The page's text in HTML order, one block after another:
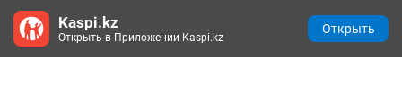
Kaspi.kz
Открыть в Приложении Kaspi.kz
Открыть